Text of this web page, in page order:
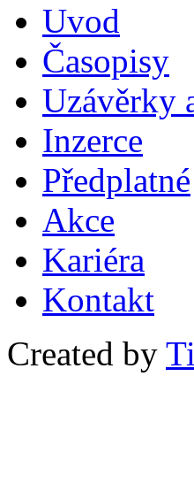
Uvod
Časopisy
Uzávěrky
Inzerce
Předplatné
Akce
Kariéra
Kontakt
Created by